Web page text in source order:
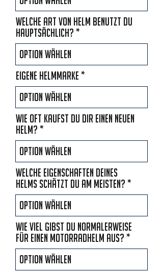
Welche Art von Helm benutzt du
hauptsächlich?
Eigene Helmmarke
Wie oft kaufst du dir einen neuen
Helm?
Welche Eigenschaften deines
Helms schätzt du am meisten?
Wie viel gibst du normalerweise
für einen Motorradhelm aus?